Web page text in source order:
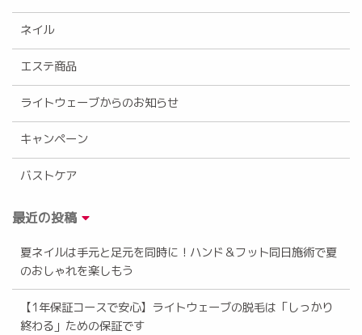
ネイル
エステ商品
ライトウェーブからのお知らせ
キャンペーン
バストケア
最近の投稿
夏ネイルは手元と足元を同時に！ハンド＆フット同日施術で夏
のおしゃれを楽しもう
【1年保証コースで安心】ライトウェーブの脱毛は「しっかり
終わる」ための保証です